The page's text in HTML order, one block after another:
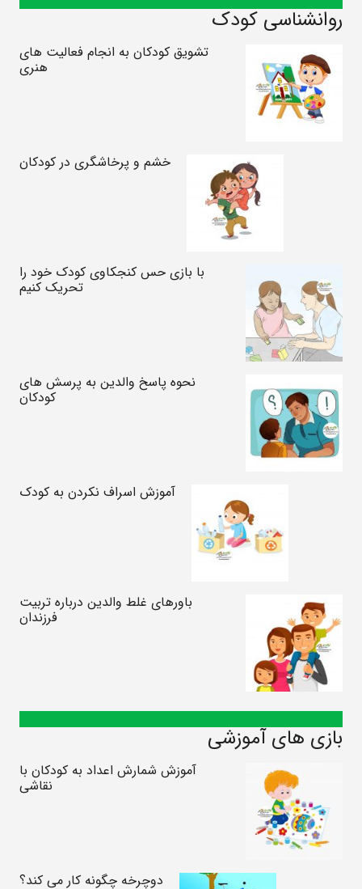
روانشناسی کودک
تشویق کودکان به انجام فعالیت های
هنری
خشم و پرخاشگری در کودکان
با بازی حس کنجکاوی کودک خود را
تحریک کنیم
نحوه پاسخ والدین به پرسش های
کودکان
آموزش اسراف نکردن به کودک
باورهای غلط والدین درباره تربیت
فرزندان
بازی های آموزشی
آموزش شمارش اعداد به کودکان با
نقاشی
دوچرخه چگونه کار می کند؟